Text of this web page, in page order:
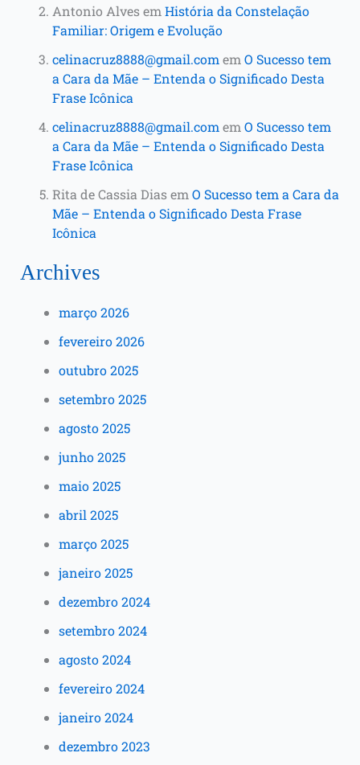
Antonio AlvesemHistória da Constelação
Familiar: Origem e Evolução
celinacruz8888@gmail.comemO Sucesso tem
a Cara da Mãe – Entenda o Significado Desta
Frase Icônica
celinacruz8888@gmail.comemO Sucesso tem
a Cara da Mãe – Entenda o Significado Desta
Frase Icônica
Rita de Cassia DiasemO Sucesso tem a Cara da
Mãe – Entenda o Significado Desta Frase
Icônica
Archives
março 2026
fevereiro 2026
outubro 2025
setembro 2025
agosto 2025
junho 2025
maio 2025
abril 2025
março 2025
janeiro 2025
dezembro 2024
setembro 2024
agosto 2024
fevereiro 2024
janeiro 2024
dezembro 2023